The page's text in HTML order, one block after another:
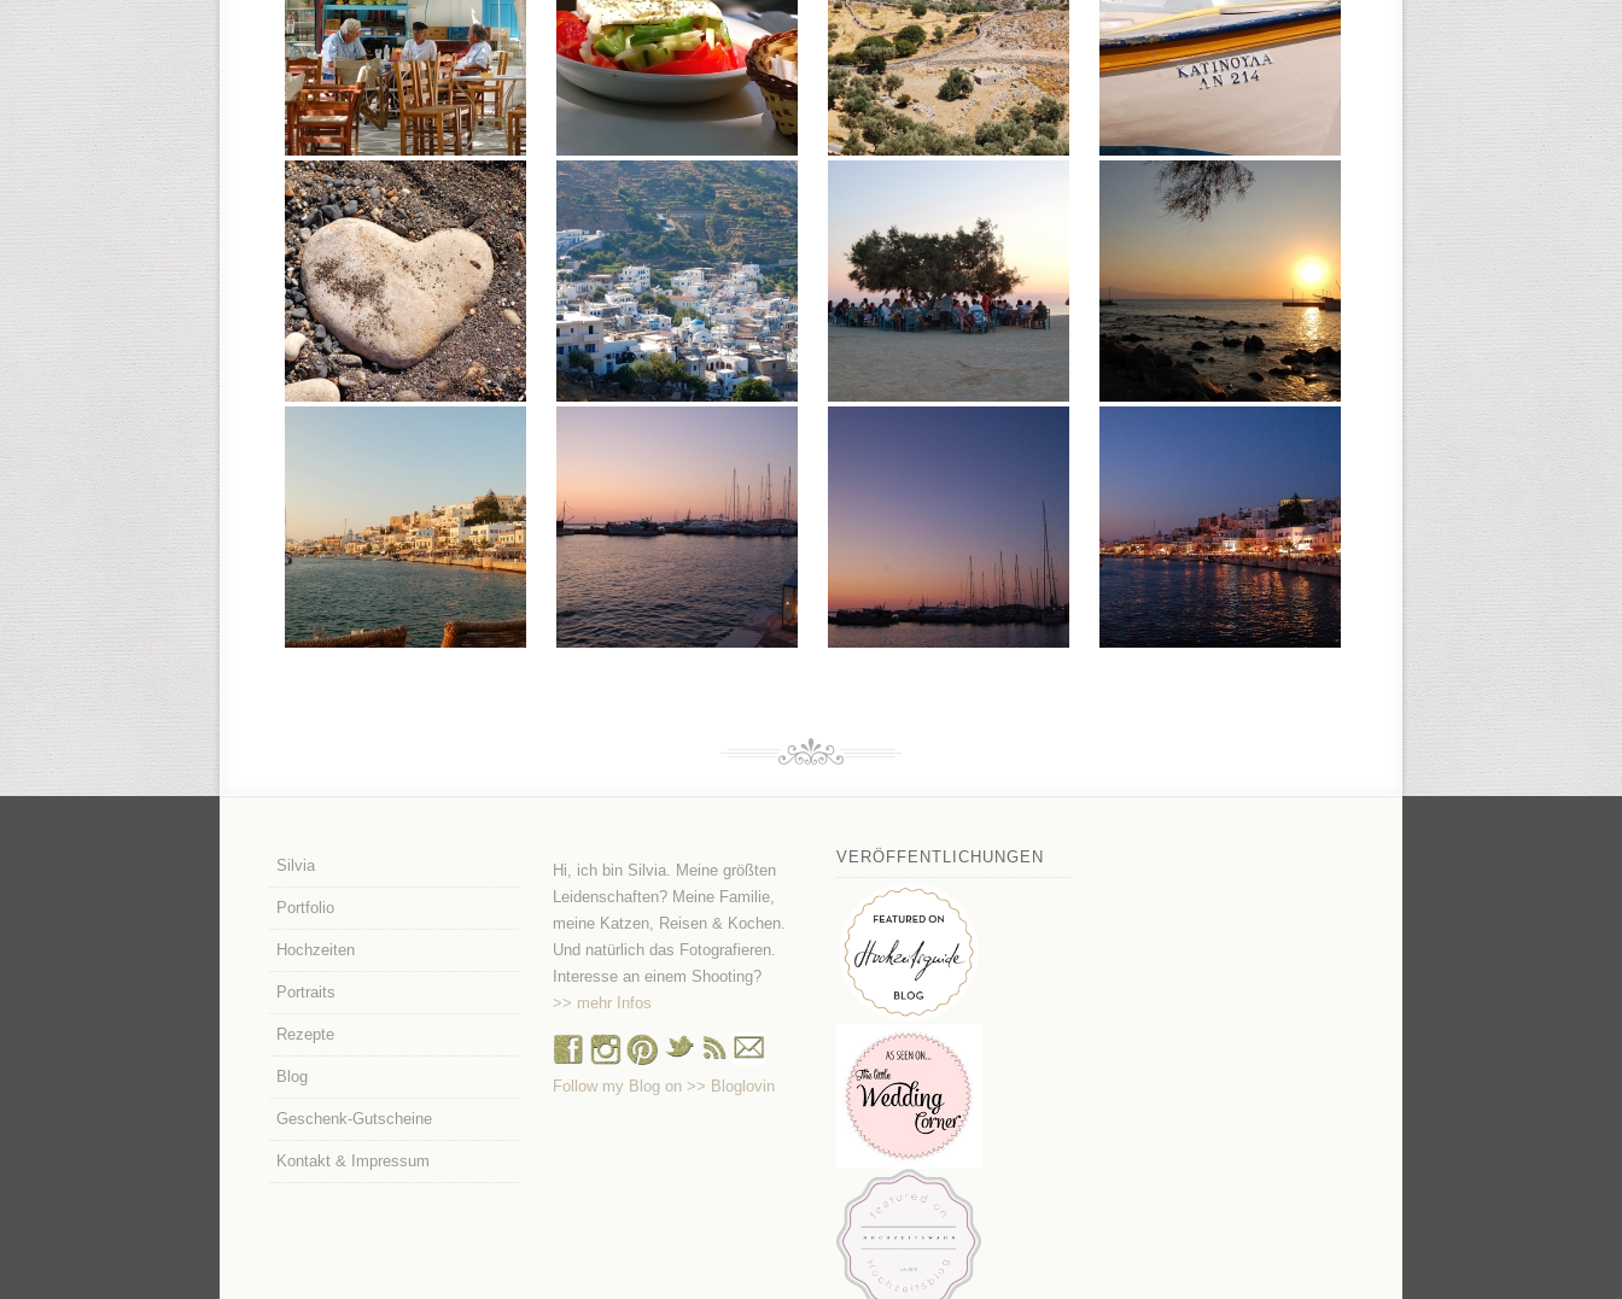
Silvia
Portfolio
Hochzeiten
Portraits
Rezepte
Blog
Geschenk-Gutscheine
Kontakt & Impressum
Hi, ich bin Silvia. Meine größten
Leidenschaften? Meine Familie,
meine Katzen, Reisen & Kochen.
Und natürlich das Fotografieren.
Interesse an einem Shooting?
>> mehr Infos
Follow my Blog on >> Bloglovin
VERÖFFENTLICHUNGEN